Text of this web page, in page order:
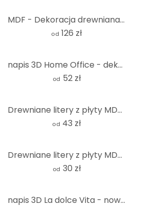
MDF - Dekoracja drewniana - Czas na relaks
od 126 zł
napis 3D Home Office - dekoracja MDF
od 52 zł
Drewniane litery z płyty MDF - czcionka Bodoni
od 43 zł
Drewniane litery z płyty MDF - pojedyncze litery Futura
od 30 zł
napis 3D La dolce Vita - nowoczesny - MDF natura